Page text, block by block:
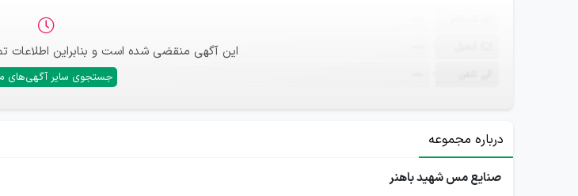
این آگهی منقضی شده است و بنابراین
جستجوی سایر آگهی‌های
درباره مجموعه
صنایع مس شهید باهنر